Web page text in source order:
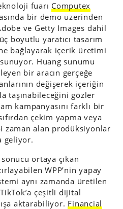
fuarı Computex
bir demo üzerinden
ve Getty Images dahil
boyutlu yaratıcı tasarım
bağlayarak içerik üretimi
Huang sunumu
bir aracın gerçeğe
değişerek içeriğin
taşınabileceğini gözler
kampanyasını farklı bir
çekim yapma veya
zaman alan prodüksiyonlar
geliyor.
ortaya çıkan
WPP’nin yapay
aynı zamanda üretilen
çeşitli dijital
aktarabiliyor. Financial